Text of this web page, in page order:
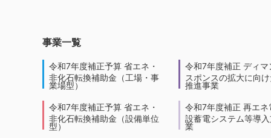
事業一覧
令和7年度補正予算 省エネ・
非化石転換補助金（工場・事
業場型）
令和7年度補正予算 省エネ・
非化石転換補助金（設備単位
型）
令和7年度補正 ディマ
スポンスの拡大に向
推進事業
令和7年度補正 再エネ
設蓄電システム等導
業